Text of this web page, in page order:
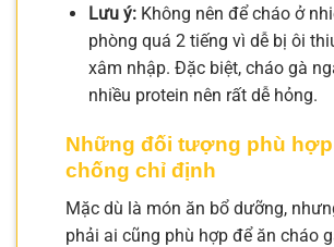
Lưu ý:Không nên để cháo ở
phòng quá 2 tiếng vì dễ bị ôi
xâm nhập. Đặc biệt, cháo gà
nhiều protein nên rất dễ hỏng.
Những đối tượng phù
chống chỉ định
Mặc dù là món ăn bổ dưỡng,
phải ai cũng phù hợp để ăn cháo